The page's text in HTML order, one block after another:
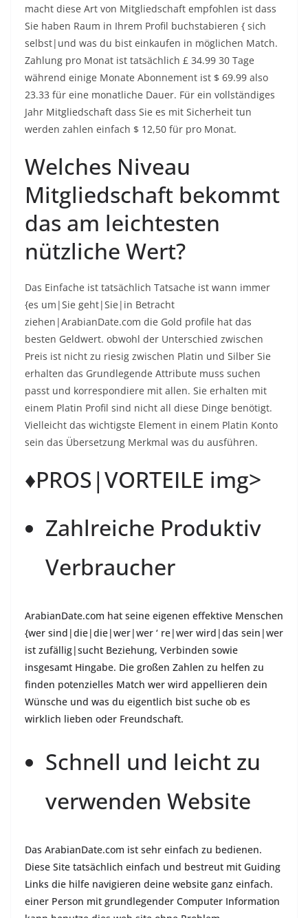
macht diese Art von Mitgliedschaft empfohlen ist dass
Sie haben Raum in Ihrem Profil buchstabieren { sich
selbst|und was du bist einkaufen in möglichen Match.
Zahlung pro Monat ist tatsächlich £ 34.99 30 Tage
während einige Monate Abonnement ist $ 69.99 also
23.33 für eine monatliche Dauer. Für ein vollständiges
Jahr Mitgliedschaft dass Sie es mit Sicherheit tun
werden zahlen einfach $ 12,50 für pro Monat.
Welches Niveau
Mitgliedschaft bekommt
das am leichtesten
nützliche Wert?
Das Einfache ist tatsächlich Tatsache ist wann immer
{es um|Sie geht|Sie|in Betracht
ziehen|ArabianDate.com die Gold profile hat das
besten Geldwert. obwohl der Unterschied zwischen
Preis ist nicht zu riesig zwischen Platin und Silber Sie
erhalten das Grundlegende Attribute muss suchen
passt und korrespondiere mit allen. Sie erhalten mit
einem Platin Profil sind nicht all diese Dinge benötigt.
Vielleicht das wichtigste Element in einem Platin Konto
sein das Übersetzung Merkmal was du ausführen.
♦PROS|VORTEILE img>
Zahlreiche Produktiv
Verbraucher
ArabianDate.com hat seine eigenen effektive Menschen
{wer sind|die|die|wer|wer ‘ re|wer wird|das sein|wer
ist zufällig|sucht Beziehung, Verbinden sowie
insgesamt Hingabe. Die großen Zahlen zu helfen zu
finden potenzielles Match wer wird appellieren dein
Wünsche und was du eigentlich bist suche ob es
wirklich lieben oder Freundschaft.
Schnell und leicht zu
verwenden Website
Das ArabianDate.com ist sehr einfach zu bedienen.
Diese Site tatsächlich einfach und bestreut mit Guiding
Links die hilfe navigieren deine website ganz einfach.
einer Person mit grundlegender Computer Information